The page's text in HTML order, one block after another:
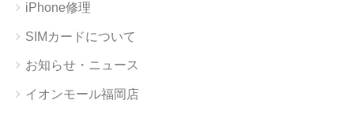
iPhone修理
SIMカードについて
お知らせ・ニュース
イオンモール福岡店